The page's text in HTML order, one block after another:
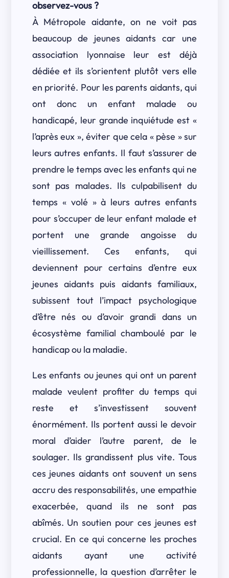
observez-vous ?
À Métropole aidante, on ne voit pas
beaucoup de jeunes aidants car une
association lyonnaise leur est déjà
dédiée et ils s’orientent plutôt vers elle
en priorité. Pour les parents aidants, qui
ont donc un enfant malade ou
handicapé, leur grande inquiétude est «
l’après eux », éviter que cela « pèse » sur
leurs autres enfants. Il faut s’assurer de
prendre le temps avec les enfants qui ne
sont pas malades. Ils culpabilisent du
temps « volé » à leurs autres enfants
pour s’occuper de leur enfant malade et
portent une grande angoisse du
vieillissement. Ces enfants, qui
deviennent pour certains d’entre eux
jeunes aidants puis aidants familiaux,
subissent tout l’impact psychologique
d’être nés ou d’avoir grandi dans un
écosystème familial chamboulé par le
handicap ou la maladie.
Les enfants ou jeunes qui ont un parent
malade veulent profiter du temps qui
reste et s’investissent souvent
énormément. Ils portent aussi le devoir
moral d’aider l’autre parent, de le
soulager. Ils grandissent plus vite. Tous
ces jeunes aidants ont souvent un sens
accru des responsabilités, une empathie
exacerbée, quand ils ne sont pas
abîmés. Un soutien pour ces jeunes est
crucial. En ce qui concerne les proches
aidants ayant une activité
professionnelle, la question d’arrêter le